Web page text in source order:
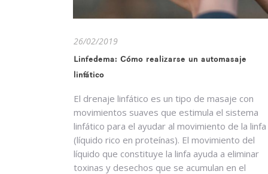
26/02/2019
Linfedema: Cómo realizarse un automasaje
linfático
El drenaje linfático es un tipo de masaje con
movimientos suaves que estimula el sistema
linfático para el ayudar al movimiento de la linfa
(líquido rico en proteínas). El movimiento del
líquido que constituye la linfa ayuda a eliminar
toxinas y desechos que se acumulan en el